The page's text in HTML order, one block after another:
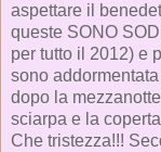
aspettare il
queste SONO
per tutto il 2012) e
sono
dopo la
sciarpa e la
Che tristezza!!!